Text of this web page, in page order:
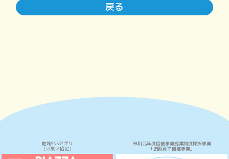
戻る
地域SNSアプリ
（江東区協定）
令和元年度協働事業提案制度採択事業
「脱孤育て推進事業」